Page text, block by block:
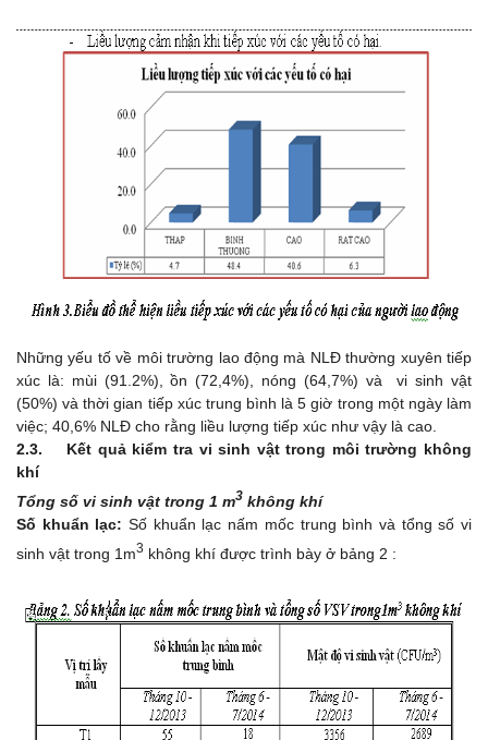
Những yếu tố về môi trường lao động mà NLĐ thường xuyên tiếp
xúc là: mùi (91.2%), ồn (72,4%), nóng (64,7%) và vi sinh vật
(50%) và thời gian tiếp xúc trung bình là 5 giờ trong một ngày làm
việc; 40,6% NLĐ cho rằng liều lượng tiếp xúc như vậy là cao.
2.3. Kết quả kiểm tra vi sinh vật trong môi trường không
khí
Tổng số vi sinh vật trong 1 m3 không khí
Số khuẩn lạc: Số khuẩn lạc nấm mốc trung bình và tổng số vi
sinh vật trong 1m3 không khí được trình bày ở bảng 2 :